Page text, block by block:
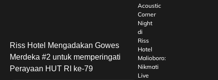
Riss Hotel Mengadakan Gowes
Merdeka #2 untuk memperingati
Perayaan HUT RI ke-79
Acoustic
Corner
Night
di
Riss
Hotel
Malioboro:
Nikmati
Live